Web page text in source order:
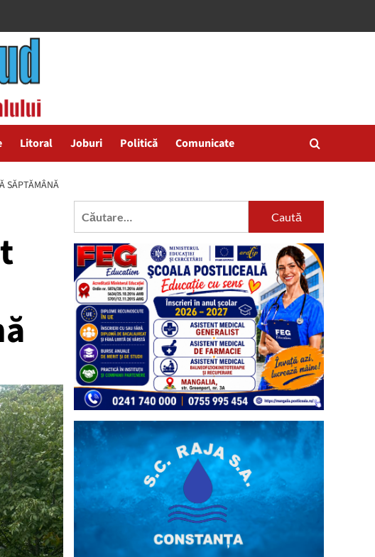
Litoral Joburi Politică Comunicate
SĂPTĂMÂNĂ
Caută